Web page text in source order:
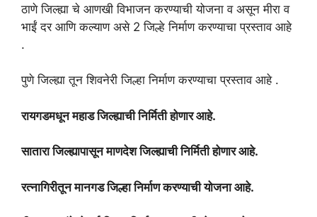
ठाणे जिल्ह्या चे आणखी विभाजन करण्याची योजना व असून मीरा व
भाईं दर आणि कल्याण असे 2 जिल्हे निर्माण करण्याचा प्रस्ताव आहे
.
पुणे जिल्ह्या तून शिवनेरी जिल्हा निर्माण करण्याचा प्रस्ताव आहे .
रायगडमधून महाड जिल्ह्याची निर्मिती होणार आहे.
सातारा जिल्ह्यापासून माणदेश जिल्ह्याची निर्मिती होणार आहे.
रत्नागिरीतून मानगड जिल्हा निर्माण करण्याची योजना आहे.